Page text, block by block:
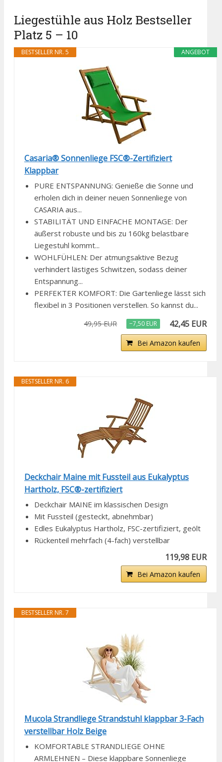
Liegestühle aus Holz Bestseller
Platz 5 – 10
ANGEBOT
BESTSELLER NR. 5
Casaria® Sonnenliege FSC®-Zertifiziert
Klappbar
PURE ENTSPANNUNG: Genieße die Sonne und
erholen dich in deiner neuen Sonnenliege von
CASARIA aus...
STABILITÄT UND EINFACHE MONTAGE: Der
äußerst robuste und bis zu 160kg belastbare
Liegestuhl kommt...
WOHLFÜHLEN: Der atmungsaktive Bezug
verhindert lästiges Schwitzen, sodass deiner
Entspannung...
PERFEKTER KOMFORT: Die Gartenliege lässt sich
flexibel in 3 Positionen verstellen. So kannst du...
49,95 EUR −7,50 EUR 42,45 EUR
Bei Amazon kaufen
BESTSELLER NR. 6
Deckchair Maine mit Fussteil aus Eukalyptus
Hartholz, FSC®-zertifiziert
Deckchair MAINE im klassischen Design
Mit Fussteil (gesteckt, abnehmbar)
Edles Eukalyptus Hartholz, FSC-zertifiziert, geölt
Rückenteil mehrfach (4-fach) verstellbar
119,98 EUR
Bei Amazon kaufen
BESTSELLER NR. 7
Mucola Strandliege Strandstuhl klappbar 3-Fach
verstellbar Holz Beige
KOMFORTABLE STRANDLIEGE OHNE
ARMLEHNEN – Diese klappbare Sonnenliege